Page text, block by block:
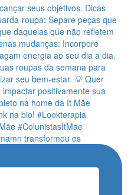
transformou os